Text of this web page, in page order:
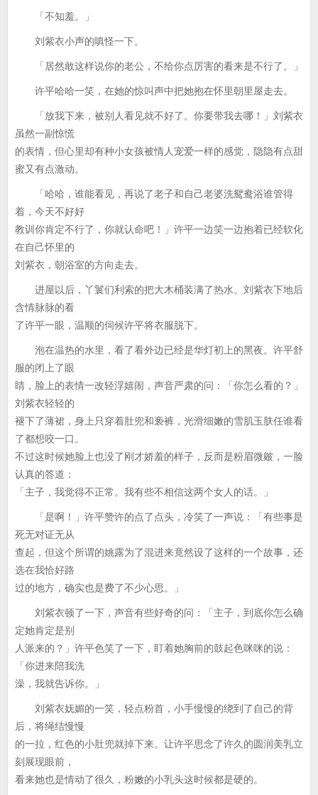
「不知羞。」
刘紫衣小声的嗔怪一下。
「居然敢这样说你的老公，不给你点厉害的看来是不行了。」
许平哈哈一笑，在她的惊叫声中把她抱在怀里朝里屋走去。
「放我下来，被别人看见就不好了。你要带我去哪！」刘紫衣
虽然一副惊慌
的表情，但心里却有种小女孩被情人宠爱一样的感觉，隐隐有点甜
蜜又有点激动。
「哈哈，谁能看见，再说了老子和自己老婆洗鸳鸯浴谁管得
着，今天不好好
教训你肯定不行了，你就认命吧！」许平一边笑一边抱着已经软化
在自己怀里的
刘紫衣，朝浴室的方向走去。
进屋以后，丫鬟们利索的把大木桶装满了热水。刘紫衣下地后
含情脉脉的看
了许平一眼，温顺的伺候许平将衣服脱下。
泡在温热的水里，看了看外边已经是华灯初上的黑夜。许平舒
服的闭上了眼
睛，脸上的表情一改轻浮嬉闹，声音严肃的问：「你怎么看的？」
刘紫衣轻轻的
褪下了薄裙，身上只穿着肚兜和亵裤，光滑细嫩的雪肌玉肤任谁看
了都想咬一口。
不过这时候她脸上也没了刚才娇羞的样子，反而是粉眉微皴，一脸
认真的答道：
「主子，我觉得不正常。我有些不相信这两个女人的话。」
「是啊！」许平赞许的点了点头，冷笑了一声说：「有些事是
死无对证无从
查起，但这个所谓的姚露为了混进来竟然设了这样的一个故事，还
选在我恰好路
过的地方，确实也是费了不少心思。」
刘紫衣顿了一下，声音有些好奇的问：「主子，到底你怎么确
定她肯定是别
人派来的？」许平色笑了一下，盯着她胸前的鼓起色咪咪的说：
「你进来陪我洗
澡，我就告诉你。」
刘紫衣妩媚的一笑，轻点粉首，小手慢慢的绕到了自己的背
后，将绳结慢慢
的一拉，红色的小肚兜就掉下来。让许平思念了许久的圆润美乳立
刻展现眼前，
看来她也是情动了很久，粉嫩的小乳头这时候都是硬的。